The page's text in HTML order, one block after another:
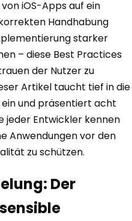
iOS-Apps auf ein
Handhabung
starker
– diese Best Practices
der Nutzer zu
Artikel taucht tief in die
und präsentiert acht
jeder Entwickler kennen
Anwendungen vor den
zu schützen.
Der